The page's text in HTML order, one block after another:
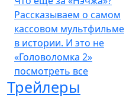
Рассказываем о самом
кассовом мультфильме
в истории. И это не
«Головоломка 2»
посмотреть все
Трейлеры